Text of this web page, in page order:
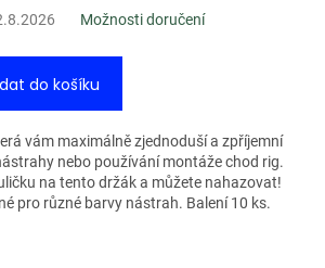
Možnosti doručení
do košíku
vám maximálně zjednoduší a zpříjemní
nebo používání montáže chod rig.
na tento držák a můžete nahazovat!
pro různé barvy nástrah. Balení 10 ks.